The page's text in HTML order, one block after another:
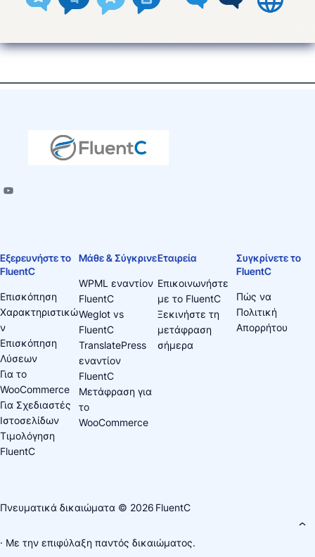
Εξερευνήστε το
FluentC
Επισκόπηση
Χαρακτηριστικώ
ν
Επισκόπηση
Λύσεων
Για το
WooCommerce
Για Σχεδιαστές
Ιστοσελίδων
Τιμολόγηση
FluentC
Μάθε & Σύγκρινε
WPML εναντίον
FluentC
Weglot vs
FluentC
TranslatePress
εναντίον
FluentC
Μετάφραση για
το
WooCommerce
Εταιρεία
Επικοινωνήστε
με το FluentC
Ξεκινήστε τη
μετάφραση
σήμερα
Συγκρίνετε το
FluentC
Πώς να
Πολιτική
Απορρήτου
Πνευματικά δικαιώματα © 2026 FluentC
· Με την επιφύλαξη παντός δικαιώματος.